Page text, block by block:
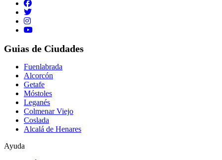
Guias de Ciudades
Fuenlabrada
Alcorcón
Getafe
Móstoles
Leganés
Colmenar Viejo
Coslada
Alcalá de Henares
Ayuda